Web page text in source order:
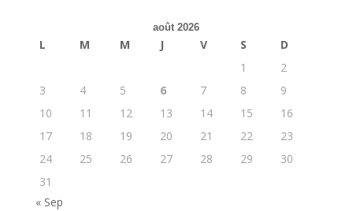
août 2026
L M M J V S
D
1
2
3
4 5 6 7 8
9
10
11 12 13 14 15
16
17
18 19 20 21 22
23
24
25 26 27 28 29
30
31
« Sep